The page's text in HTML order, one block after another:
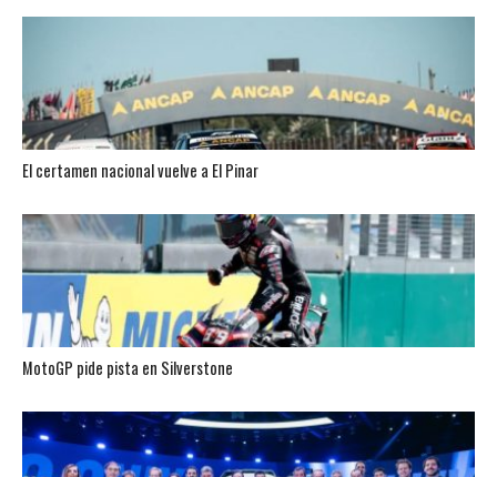
El certamen nacional vuelve a El Pinar
MotoGP pide pista en Silverstone